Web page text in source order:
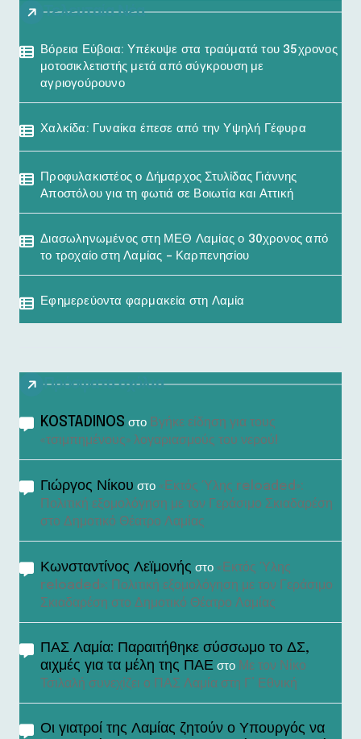
Τελευταία Νέα
Βόρεια Εύβοια: Υπέκυψε στα τραύματά του 35χρονος
μοτοσικλετιστής μετά από σύγκρουση με
αγριογούρουνο
Χαλκίδα: Γυναίκα έπεσε από την Υψηλή Γέφυρα
Προφυλακιστέος ο Δήμαρχος Στυλίδας Γιάννης
Αποστόλου για τη φωτιά σε Βοιωτία και Αττική
Διασωληνωμένος στη ΜΕΘ Λαμίας ο 30χρονος από
το τροχαίο στη Λαμίας – Καρπενησίου
Εφημερεύοντα φαρμακεία στη Λαμία
Πρόσφατα σχόλια
KOSTADINOS στο Βγήκε είδηση για τους
«τσιμπημένους» λογαριασμούς του νερού!
Γιώργος Νίκου στο «Εκτός Ύλης reloaded»:
Πολιτική εξομολόγηση με τον Γεράσιμο Σκιαδαρέση
στο Δημοτικό Θέατρο Λαμίας
Κωνσταντίνος Λεϊμονής στο «Εκτός Ύλης
reloaded»: Πολιτική εξομολόγηση με τον Γεράσιμο
Σκιαδαρέση στο Δημοτικό Θέατρο Λαμίας
ΠΑΣ Λαμία: Παραιτήθηκε σύσσωμο το ΔΣ,
αιχμές για τα μέλη της ΠΑΕ στο Με τον Νίκο
Τσιλαλή συνεχίζει ο ΠΑΣ Λαμία στη Γ’ Εθνική
Οι γιατροί της Λαμίας ζητούν ο Υπουργός να